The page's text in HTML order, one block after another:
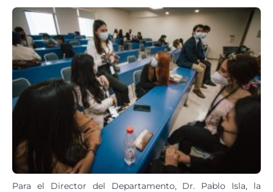
Para el Director del Departamento, Dr. Pablo Isla, la